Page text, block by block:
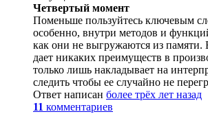
Четвертый момент
Поменьше пользуйтесь ключевым
особенно, внутри методов и
как они не выгружаются из памяти.
дает никаких преимуществ в
только лишь накладывает на
следить чтобы ее случайно не
Ответ написан более трёх лет назад
11 комментариев